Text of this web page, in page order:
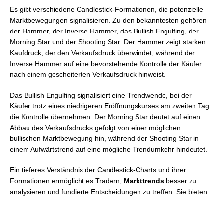
Es gibt verschiedene Candlestick-Formationen, die potenzielle
Marktbewegungen signalisieren. Zu den bekanntesten gehören
der Hammer, der Inverse Hammer, das Bullish Engulfing, der
Morning Star und der Shooting Star. Der Hammer zeigt starken
Kaufdruck, der den Verkaufsdruck überwindet, während der
Inverse Hammer auf eine bevorstehende Kontrolle der Käufer
nach einem gescheiterten Verkaufsdruck hinweist.
Das Bullish Engulfing signalisiert eine Trendwende, bei der
Käufer trotz eines niedrigeren Eröffnungskurses am zweiten Tag
die Kontrolle übernehmen. Der Morning Star deutet auf einen
Abbau des Verkaufsdrucks gefolgt von einer möglichen
bullischen Marktbewegung hin, während der Shooting Star in
einem Aufwärtstrend auf eine mögliche Trendumkehr hindeutet.
Ein tieferes Verständnis der Candlestick-Charts und ihrer
Formationen ermöglicht es Tradern, Markttrends besser zu
analysieren und fundierte Entscheidungen zu treffen. Sie bieten